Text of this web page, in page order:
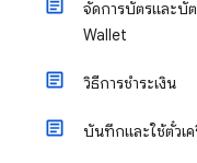
จัดการบัตรและบั
Wallet
วิธีการชำระเงิน
บันทึกและใช้ตั๋วเ